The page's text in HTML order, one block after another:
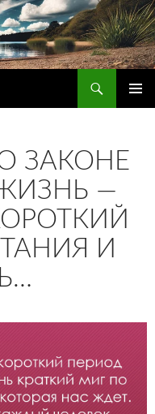
ЗАКОНЕ
—
И